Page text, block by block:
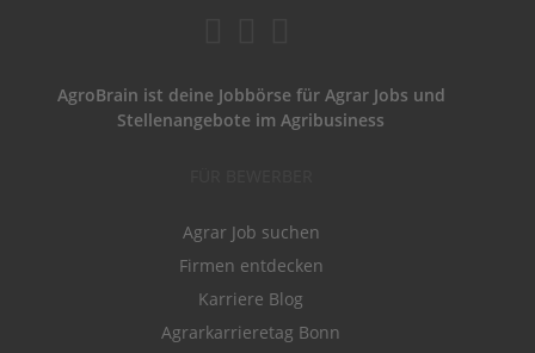
AgroBrain ist deine Jobbörse für Agrar Jobs und
Stellenangebote im Agribusiness
Agrar Job suchen
Firmen entdecken
Karriere Blog
Agrarkarrieretag Bonn